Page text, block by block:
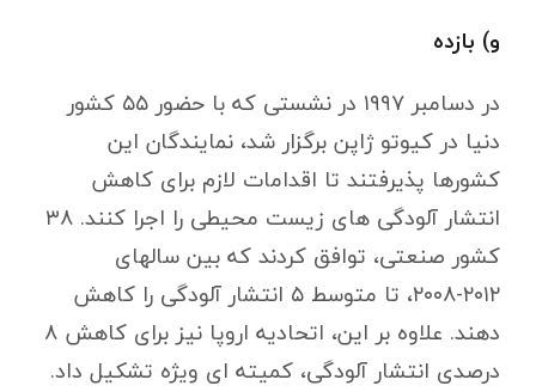
و) بازده
در دسامبر ۱۹۹۷ در نشستی که با حضور ۵۵ کشور
دنیا در کیوتو ژاپن برگزار شد، نمایندگان این
کشورها پذیرفتند تا اقدامات لازم برای کاهش
انتشار آلودگی های زیست محیطی را اجرا کنند. ۳۸
کشور صنعتی، توافق کردند که بین سالهای
۲۰۱۲-۲۰۰۸، تا متوسط ۵ انتشار آلودگی را کاهش
دهند. علاوه بر این، اتحادیه اروپا نیز برای کاهش ۸
درصدی انتشار آلودگی، کمیته ای ویژه تشکیل داد.